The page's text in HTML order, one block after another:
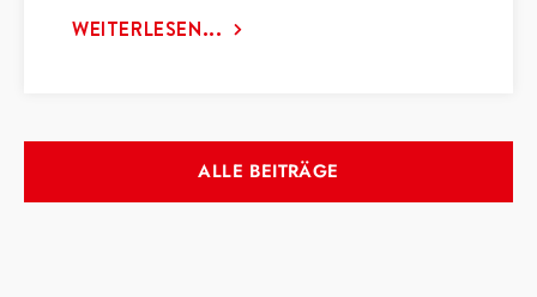
WEITERLESEN...
ALLE BEITRÄGE